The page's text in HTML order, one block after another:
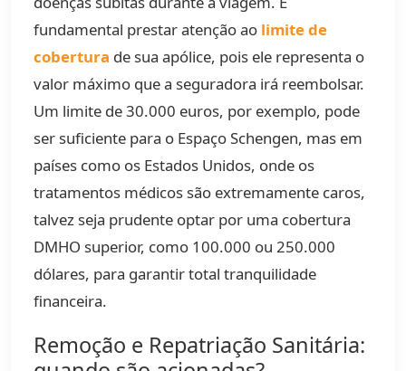
fundamental prestar atenção ao limite de
cobertura de sua apólice, pois ele representa o
valor máximo que a seguradora irá reembolsar.
Um limite de 30.000 euros, por exemplo, pode
ser suficiente para o Espaço Schengen, mas em
países como os Estados Unidos, onde os
tratamentos médicos são extremamente caros,
talvez seja prudente optar por uma cobertura
DMHO superior, como 100.000 ou 250.000
dólares, para garantir total tranquilidade
financeira.
Remoção e Repatriação Sanitária: